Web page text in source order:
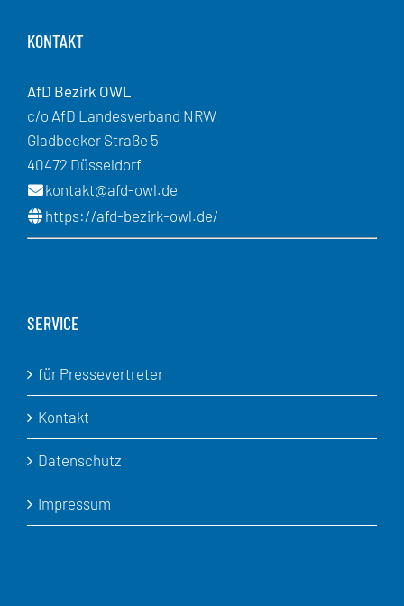
KONTAKT
AfD Bezirk OWL
c/o AfD Landesverband NRW
Gladbecker Straße 5
40472 Düsseldorf
kontakt@afd-owl.de
https://afd-bezirk-owl.de/
SERVICE
für Pressevertreter
Kontakt
Datenschutz
Impressum